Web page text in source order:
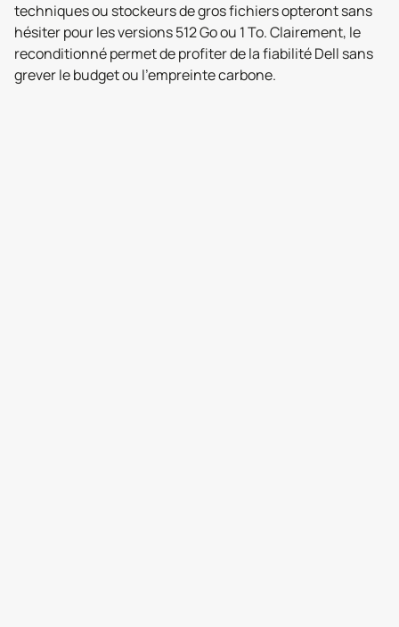
techniques ou stockeurs de gros fichiers opteront sans
hésiter pour les versions 512 Go ou 1 To. Clairement, le
reconditionné permet de profiter de la fiabilité Dell sans
grever le budget ou l’empreinte carbone.